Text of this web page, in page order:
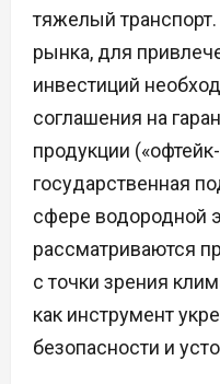
тяжелый
рынка, для
инвестиций
соглашения на
продукции
государственная
сфере водородной
рассматриваются
с точки зрения
как инструмент
безопасности и